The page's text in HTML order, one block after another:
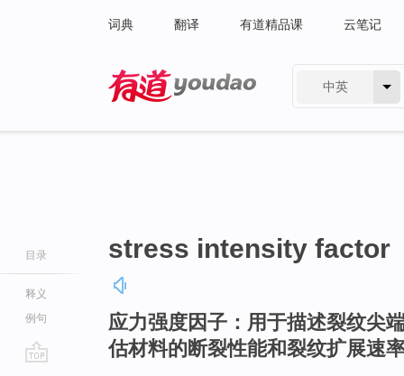
词典 翻译 有道精品课 云笔记
中英
目录
释义
例句
stress intensity factor
应力强度因子：用于描述裂纹尖
估材料的断裂性能和裂纹扩展速